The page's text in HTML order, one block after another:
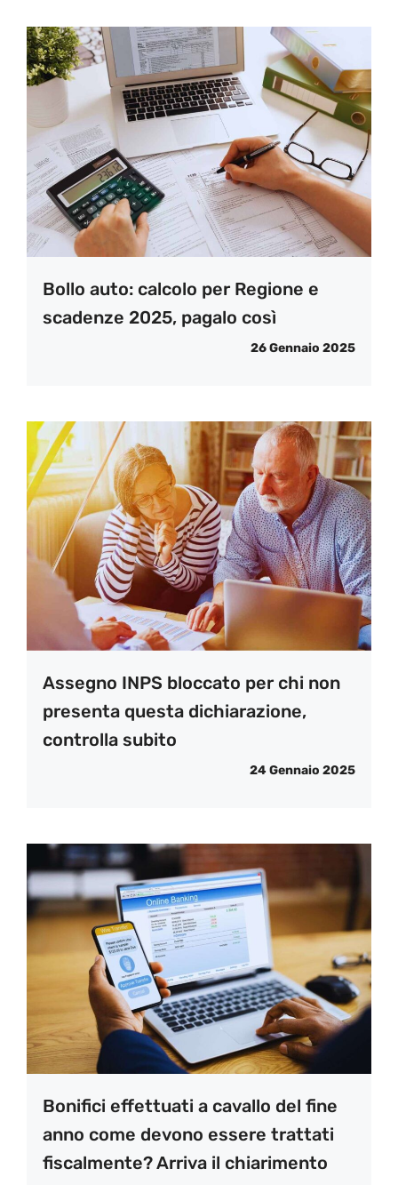
Bollo auto: calcolo per Regione e
scadenze 2025, pagalo così
26 Gennaio 2025
Assegno INPS bloccato per chi non
presenta questa dichiarazione,
controlla subito
24 Gennaio 2025
Bonifici effettuati a cavallo del fine
anno come devono essere trattati
fiscalmente? Arriva il chiarimento